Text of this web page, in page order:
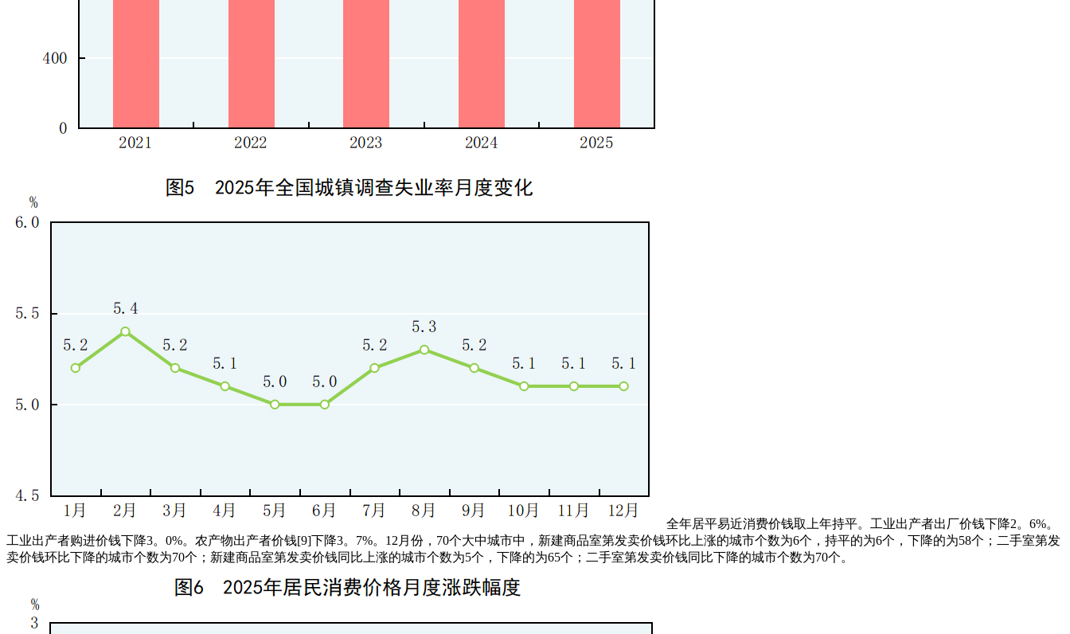
全年居平易近消费价钱取上年持平。工业出产者出厂价钱下降2。6%。
工业出产者购进价钱下降3。0%。农产物出产者价钱[9]下降3。7%。12月份，70个大中城市中，新建商品室第发卖价钱环比上涨的城市个数为6个，持平的为6个，下降的为58个；二手室第发
卖价钱环比下降的城市个数为70个；新建商品室第发卖价钱同比上涨的城市个数为5个，下降的为65个；二手室第发卖价钱同比下降的城市个数为70个。